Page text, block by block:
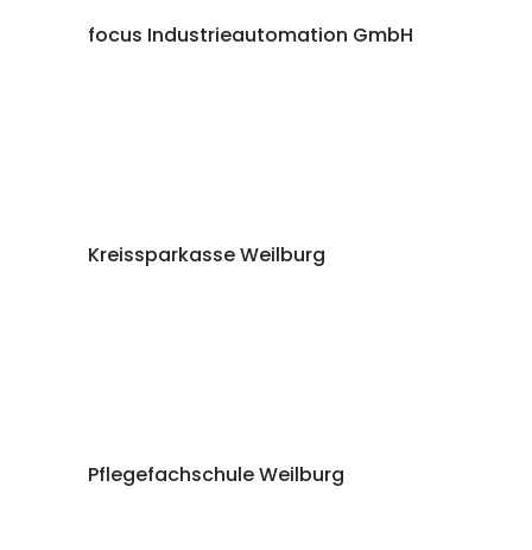
focus Industrieautomation GmbH
Kreissparkasse Weilburg
Pflegefachschule Weilburg